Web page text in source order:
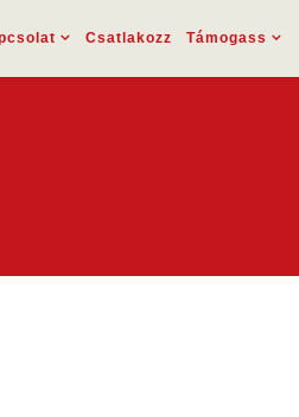
Csatlakozz Támogass